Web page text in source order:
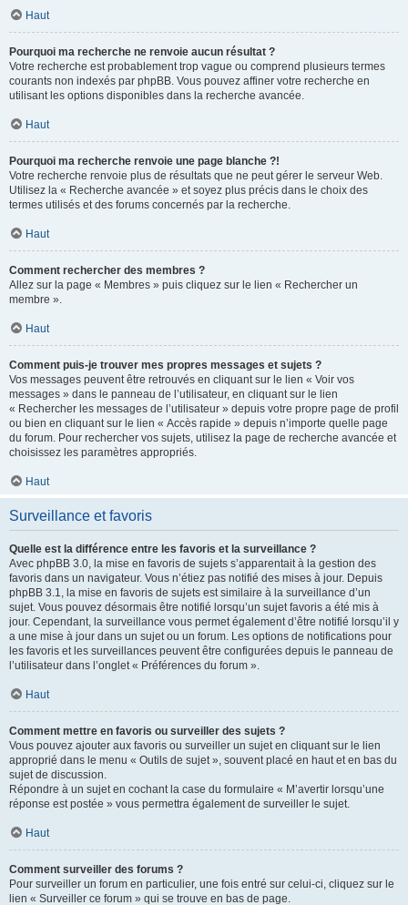
Haut
Pourquoi ma recherche ne renvoie aucun résultat ?
Votre recherche est probablement trop vague ou comprend plusieurs termes
courants non indexés par phpBB. Vous pouvez affiner votre recherche en
utilisant les options disponibles dans la recherche avancée.
Haut
Pourquoi ma recherche renvoie une page blanche ?!
Votre recherche renvoie plus de résultats que ne peut gérer le serveur Web.
Utilisez la « Recherche avancée » et soyez plus précis dans le choix des
termes utilisés et des forums concernés par la recherche.
Haut
Comment rechercher des membres ?
Allez sur la page « Membres » puis cliquez sur le lien « Rechercher un
membre ».
Haut
Comment puis-je trouver mes propres messages et sujets ?
Vos messages peuvent être retrouvés en cliquant sur le lien « Voir vos
messages » dans le panneau de l’utilisateur, en cliquant sur le lien
« Rechercher les messages de l’utilisateur » depuis votre propre page de profil
ou bien en cliquant sur le lien « Accès rapide » depuis n’importe quelle page
du forum. Pour rechercher vos sujets, utilisez la page de recherche avancée et
choisissez les paramètres appropriés.
Haut
Surveillance et favoris
Quelle est la différence entre les favoris et la surveillance ?
Avec phpBB 3.0, la mise en favoris de sujets s’apparentait à la gestion des
favoris dans un navigateur. Vous n’étiez pas notifié des mises à jour. Depuis
phpBB 3.1, la mise en favoris de sujets est similaire à la surveillance d’un
sujet. Vous pouvez désormais être notifié lorsqu’un sujet favoris a été mis à
jour. Cependant, la surveillance vous permet également d’être notifié lorsqu’il y
a une mise à jour dans un sujet ou un forum. Les options de notifications pour
les favoris et les surveillances peuvent être configurées depuis le panneau de
l’utilisateur dans l’onglet « Préférences du forum ».
Haut
Comment mettre en favoris ou surveiller des sujets ?
Vous pouvez ajouter aux favoris ou surveiller un sujet en cliquant sur le lien
approprié dans le menu « Outils de sujet », souvent placé en haut et en bas du
sujet de discussion.
Répondre à un sujet en cochant la case du formulaire « M’avertir lorsqu’une
réponse est postée » vous permettra également de surveiller le sujet.
Haut
Comment surveiller des forums ?
Pour surveiller un forum en particulier, une fois entré sur celui-ci, cliquez sur le
lien « Surveiller ce forum » qui se trouve en bas de page.